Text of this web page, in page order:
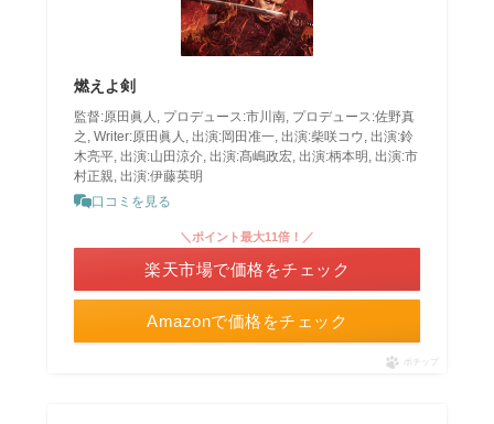
燃えよ剣
監督:原田眞人, プロデュース:市川南, プロデュース:佐野真
之, Writer:原田眞人, 出演:岡田准一, 出演:柴咲コウ, 出演:鈴
木亮平, 出演:山田涼介, 出演:髙嶋政宏, 出演:柄本明, 出演:市
村正親, 出演:伊藤英明
口コミを見る
Amazonで価格をチェック
＼ポイント最大11倍！／
楽天市場で価格をチェック
ポチップ